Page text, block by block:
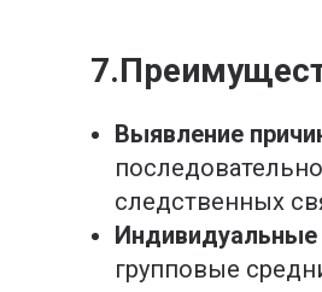
Выявление
следственных
Индивидуальные
групповые